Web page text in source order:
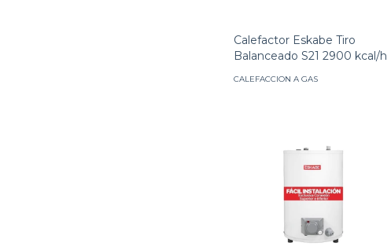
Calefactor Eskabe Tiro
Balanceado S21 2900 kcal/h
CALEFACCION A GAS